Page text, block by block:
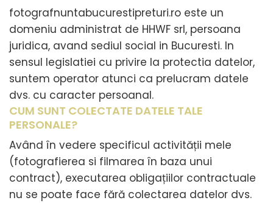
fotografnuntabucurestipreturi.ro este un
domeniu administrat de HHWF srl, persoana
juridica, avand sediul social in Bucuresti. In
sensul legislatiei cu privire la protectia datelor,
suntem operator atunci ca prelucram datele
dvs. cu caracter persoanal.
CUM SUNT COLECTATE DATELE TALE
PERSONALE?
Având în vedere specificul activității mele
(fotografierea si filmarea în baza unui
contract), executarea obligațiilor contractuale
nu se poate face fără colectarea datelor dvs.